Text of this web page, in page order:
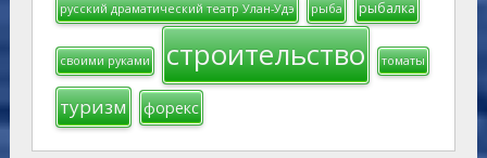
русский драматический театр Улан-Удэ рыба рыбалка
своими руками строительство томаты
туризм форекс